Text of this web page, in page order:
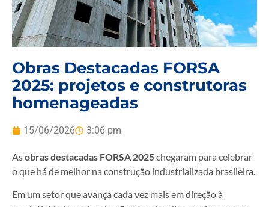
Obras Destacadas FORSA
2025: projetos e construtoras
homenageadas
15/06/2026 3:06 pm
Asobras destacadas FORSA 2025chegaram para celebrar
o que há de melhor na construção industrializada brasileira.
Em um setor que avança cada vez mais em direção à